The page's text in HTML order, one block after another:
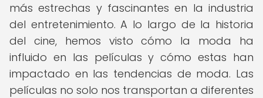
más estrechas y fascinantes en la industria
del entretenimiento. A lo largo de la historia
del cine, hemos visto cómo la moda ha
influido en las películas y cómo estas han
impactado en las tendencias de moda. Las
películas no solo nos transportan a diferentes